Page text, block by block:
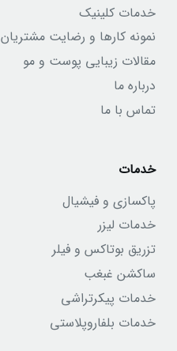
خدمات کلینیک
نمونه کارها و رضایت مشتریان
مقالات زیبایی پوست و مو
درباره ما
تماس با ما
خدمات
پاکسازی و فیشیال
خدمات لیزر
تزریق بوتاکس و فیلر
ساکشن غبغب
خدمات پیکرتراشی
خدمات بلفاروپلاستی